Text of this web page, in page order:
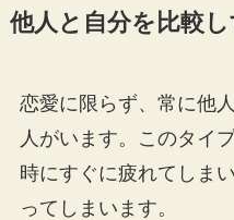
他人と自分を比較
恋愛に限らず、常に他
人がいます。このタイ
時にすぐに疲れてしま
ってしまいます。